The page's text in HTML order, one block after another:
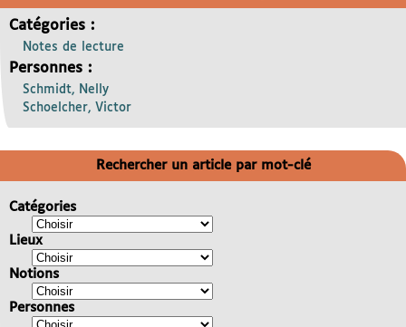
Catégories :
Notes de lecture
Personnes :
Schmidt, Nelly
Schoelcher, Victor
Rechercher un article par mot-clé
Catégories
Lieux
Notions
Personnes